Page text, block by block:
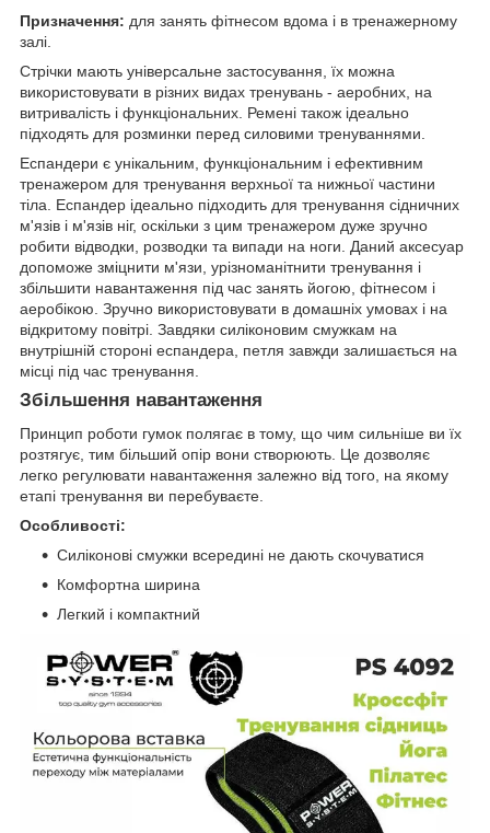
Призначення: для занять фітнесом вдома і в тренажерному
залі.
Стрічки мають універсальне застосування, їх можна
використовувати в різних видах тренувань - аеробних, на
витривалість і функціональних. Ремені також ідеально
підходять для розминки перед силовими тренуваннями.
Еспандери є унікальним, функціональним і ефективним
тренажером для тренування верхньої та нижньої частини
тіла. Еспандер ідеально підходить для тренування сідничних
м'язів і м'язів ніг, оскільки з цим тренажером дуже зручно
робити відводки, розводки та випади на ноги. Даний аксесуар
допоможе зміцнити м'язи, урізноманітнити тренування і
збільшити навантаження під час занять йогою, фітнесом і
аеробікою. Зручно використовувати в домашніх умовах і на
відкритому повітрі. Завдяки силіконовим смужкам на
внутрішній стороні еспандера, петля завжди залишається на
місці під час тренування.
Збільшення навантаження
Принцип роботи гумок полягає в тому, що чим сильніше ви їх
розтягує, тим більший опір вони створюють. Це дозволяє
легко регулювати навантаження залежно від того, на якому
етапі тренування ви перебуваєте.
Особливості:
Силіконові смужки всередині не дають скочуватися
Комфортна ширина
Легкий і компактний